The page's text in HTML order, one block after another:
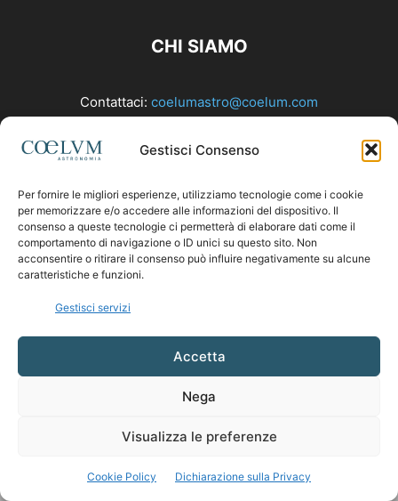
Gestisci Consenso
Per fornire le migliori esperienze, utilizziamo tecnologie come i cookie
per memorizzare e/o accedere alle informazioni del dispositivo. Il
consenso a queste tecnologie ci permetterà di elaborare dati come il
comportamento di navigazione o ID unici su questo sito. Non
acconsentire o ritirare il consenso può influire negativamente su alcune
caratteristiche e funzioni.
Gestisci servizi
Accetta
Nega
Visualizza le preferenze
Cookie Policy Dichiarazione sulla Privacy
CHI SIAMO
Contattaci: coelumastro@coelum.com
SEGUICI